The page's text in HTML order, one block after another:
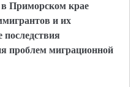
Приморском крае
и их
последствия
проблем миграционной